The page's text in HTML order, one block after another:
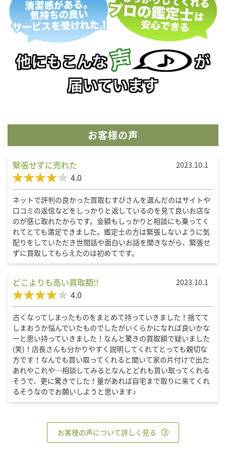
お客様の声
緊張せずに売れた
4.0
2023.10.1
ネットで評判の良かった買取むすびさんを選んだのはサイトや
口コミの返信などをしっかりと返しているのを見て良いお店な
のが感じ取れたからです。金額もしっかりと相談にも乗ってく
れてとても満足できました。鑑定士の方は緊張しないように気
配りをしていただき世間話や面白いお話を聞きながら、緊張せ
ずに買取してもらえたのは初めてです。
どこよりも高い買取額!!
4.0
2023.10.1
古くなってしまったものをまとめて持っていきました！捨てて
しまおうか悩んでいたものでしたがいくらかになれば良いかな
ーと思い持っていきました！なんと驚きの買取額で疑いました
(笑)！店長さんも分かりやすく説明してくれてとっても親切な
方です！なんでも買い取ってくれると聞いて家の片付けで出た
あれやこれや…相談してみるとなんとどれも買い取ってくれる
そうで、更に驚きでした！量があれば自宅まで取りに来てくれ
るそうなのでお願いしようと思います♪
お客様の声について詳しく見る